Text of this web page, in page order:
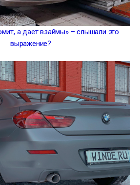
а дает взаймы» – слышали это
выражение?